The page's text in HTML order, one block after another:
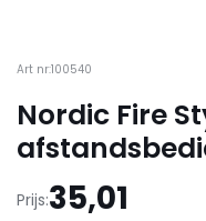
Art nr:100540
Nordic Fire
Prijs:35,01